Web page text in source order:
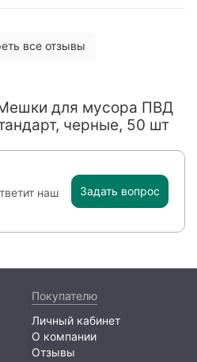
все отзывы
для мусора ПВД
черные, 50 шт
наш
Задать вопрос
Покупателю
Личный кабинет
О компании
Отзывы